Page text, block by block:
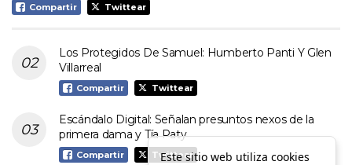
Compartir Twittear
Los Protegidos De Samuel: Humberto Panti Y Glen
Villarreal
Compartir Twittear
Escándalo Digital: Señalan presuntos nexos de la
primera dama y Tía Paty
Compartir Twittear
Este sitio web utiliza cookies